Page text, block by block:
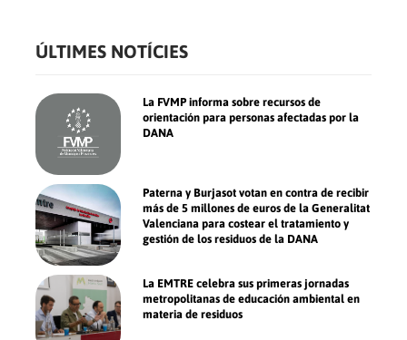
ÚLTIMES NOTÍCIES
La FVMP informa sobre recursos de
orientación para personas afectadas por la
DANA
Paterna y Burjasot votan en contra de recibir
más de 5 millones de euros de la Generalitat
Valenciana para costear el tratamiento y
gestión de los residuos de la DANA
La EMTRE celebra sus primeras jornadas
metropolitanas de educación ambiental en
materia de residuos